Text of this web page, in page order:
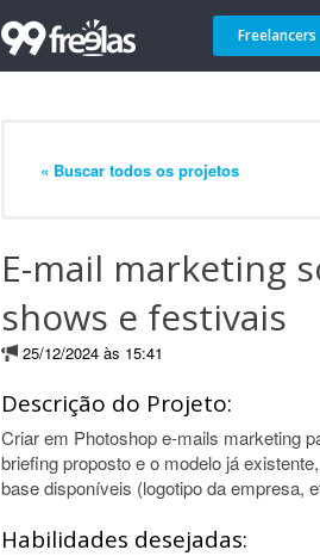
Freelancers
« Buscar todos os projetos
E-mail marketing
shows e festivais
25/12/2024 às 15:41
Descrição do Projeto:
Criar em Photoshop e-mails marketing
briefing proposto e o modelo já
base disponíveis (logotipo da empresa,
Habilidades desejadas: